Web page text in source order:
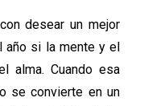
desear un mejor
año si la mente y el
alma. Cuando esa
se convierte en un